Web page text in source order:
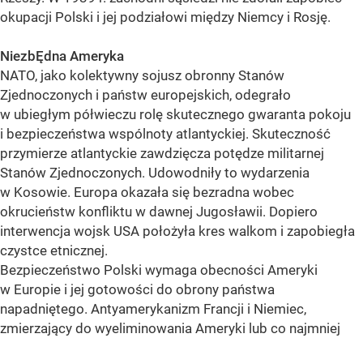
okupacji Polski i jej podziałowi między Niemcy i Rosję.
NiezbĘdna Ameryka
NATO, jako kolektywny sojusz obronny Stanów
Zjednoczonych i państw europejskich, odegrało
w ubiegłym półwieczu rolę skutecznego gwaranta pokoju
i bezpieczeństwa wspólnoty atlantyckiej. Skuteczność
przymierze atlantyckie zawdzięcza potędze militarnej
Stanów Zjednoczonych. Udowodniły to wydarzenia
w Kosowie. Europa okazała się bezradna wobec
okrucieństw konfliktu w dawnej Jugosławii. Dopiero
interwencja wojsk USA położyła kres walkom i zapobiegła
czystce etnicznej.
Bezpieczeństwo Polski wymaga obecności Ameryki
w Europie i jej gotowości do obrony państwa
napadniętego. Antyamerykanizm Francji i Niemiec,
zmierzający do wyeliminowania Ameryki lub co najmniej